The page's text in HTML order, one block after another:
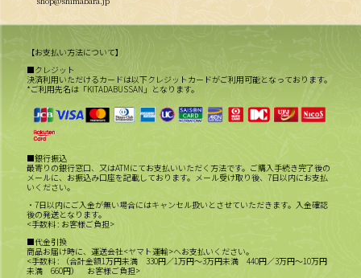
【お支払い方法について】
■クレジット
決済利用いただけるカードは以下クレジットカードがご利用可能となっております。
*ご利用先名は「KITADABUSSAN」となります。
■銀行振込
最寄りの銀行窓口、又はATMにてお支払いいただく方法です。ご購入手続き完了後の
メールに、お振込み口座を記載しております。メール受け取り後、7日以内にお支払
いください。
・7日以内にご入金が無い場合にはキャンセル扱いとさせていただきます。入金確認
後の発送となります。
<手数料 : お客様ご負担>
■代金引換
商品お届け時に、運送会社<ヤマト運輸>へお支払いください。
<手数料 : （合計金額1万円未満 330円／1万円～3万円未満 440円／3万円～10万円
未満 660円） お客様ご負担>